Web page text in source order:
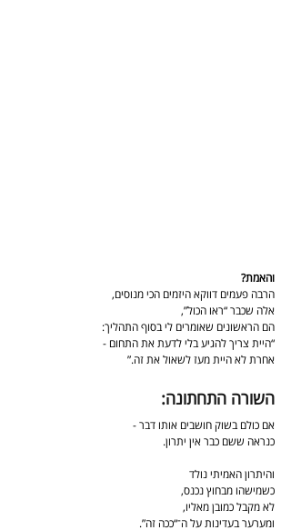
והאמת?
הרבה פעמים דווקא היזמים הכי מנוסים,
אלה שכבר “ראו הכול”,
הם הראשונים שאומרים לי בסוף התהליך:
“היית צריך להגיע בלי לדעת את התחום -
אחרת לא היית מעז לשאול את זה.”
השורה התחתונה:
אם כולם בשוק חושבים אותו דבר -
כנראה ששם כבר אין יתרון.
והיתרון האמיתי נולד
כשמישהו מבחוץ נכנס,
לא מקבל כמובן מאליו,
ומערער בעדינות על ה־“ככה זה”.